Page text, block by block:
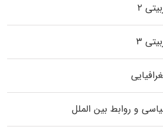
۲
۳
و روابط بین الملل